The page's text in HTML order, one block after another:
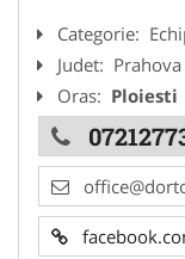
Categorie:
Judet: Prahova
Oras: Ploiesti